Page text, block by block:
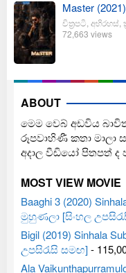
Master
චිත්‍රපටි අභිරහස්
72,663 views
ABOUT
මෙම වෙබ් අඩවිය
රූපවාහිණී කතා මාලා
අදාල වීඩියෝ පිතපත්
MOST VIEW MOVIE
Baaghi 3 (2020)
මුහුණලා [සිංහල
Bigil (2019) Sinhala
උපසිරැසි සමඟ]-
Ala